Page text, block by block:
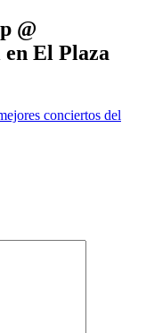
@
El Plaza
conciertos del